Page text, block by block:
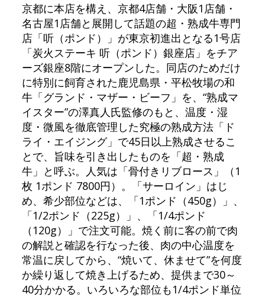
京都に本店を構え、京都4店舗・大阪1店舗・
名古屋1店舗と展開して話題の超・熟成牛専門
店「听（ポンド）」が東京初進出となる1号店
「炭火ステーキ 听（ポンド）銀座店」をチア
ーズ銀座8階にオープンした。同店のためだけ
に特別に飼育された鹿児島県・平松牧場の和
牛「グランド・マザー・ビーフ」を、“熟成マ
イスター”の澤真人氏監修のもと、温度・湿
度・微風を徹底管理した究極の熟成方法「ド
ライ・エイジング」で45日以上熟成させるこ
とで、旨味を引き出したものを「超・熟成
牛」と呼ぶ。人気は「骨付きリブロース」（1
枚 1ポンド 7800円）。「サーロイン」はじ
め、希少部位などは、「1ポンド（450g）」、
「1/2ポンド（225g）」、「1/4ポンド
（120g）」で注文可能。焼く前に客の前で肉
の解説と確認を行なった後、肉の中心温度を
常温に戻してから、“焼いて、休ませて”を何度
か繰り返して焼き上げるため、提供まで30～
40分かかる。いろいろな部位も1/4ポンド単位